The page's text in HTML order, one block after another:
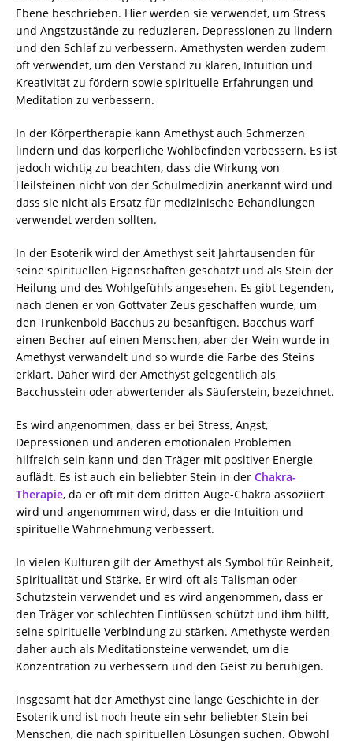
Ebene beschrieben. Hier werden sie verwendet, um Stress
und Angstzustände zu reduzieren, Depressionen zu lindern
und den Schlaf zu verbessern. Amethysten werden zudem
oft verwendet, um den Verstand zu klären, Intuition und
Kreativität zu fördern sowie spirituelle Erfahrungen und
Meditation zu verbessern.
In der Körpertherapie kann Amethyst auch Schmerzen
lindern und das körperliche Wohlbefinden verbessern. Es ist
jedoch wichtig zu beachten, dass die Wirkung von
Heilsteinen nicht von der Schulmedizin anerkannt wird und
dass sie nicht als Ersatz für medizinische Behandlungen
verwendet werden sollten.
In der Esoterik wird der Amethyst seit Jahrtausenden für
seine spirituellen Eigenschaften geschätzt und als Stein der
Heilung und des Wohlgefühls angesehen. Es gibt Legenden,
nach denen er von Gottvater Zeus geschaffen wurde, um
den Trunkenbold Bacchus zu besänftigen. Bacchus warf
einen Becher auf einen Menschen, aber der Wein wurde in
Amethyst verwandelt und so wurde die Farbe des Steins
erklärt. Daher wird der Amethyst gelegentlich als
Bacchusstein oder abwertender als Säuferstein, bezeichnet.
Es wird angenommen, dass er bei Stress, Angst,
Depressionen und anderen emotionalen Problemen
hilfreich sein kann und den Träger mit positiver Energie
auflädt. Es ist auch ein beliebter Stein in der Chakra-
Therapie, da er oft mit dem dritten Auge-Chakra assoziiert
wird und angenommen wird, dass er die Intuition und
spirituelle Wahrnehmung verbessert.
In vielen Kulturen gilt der Amethyst als Symbol für Reinheit,
Spiritualität und Stärke. Er wird oft als Talisman oder
Schutzstein verwendet und es wird angenommen, dass er
den Träger vor schlechten Einflüssen schützt und ihm hilft,
seine spirituelle Verbindung zu stärken. Amethyste werden
daher auch als Meditationsteine verwendet, um die
Konzentration zu verbessern und den Geist zu beruhigen.
Insgesamt hat der Amethyst eine lange Geschichte in der
Esoterik und ist noch heute ein sehr beliebter Stein bei
Menschen, die nach spirituellen Lösungen suchen. Obwohl